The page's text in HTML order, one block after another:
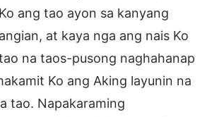
ang tao ayon sa kanyang
at kaya nga ang nais Ko
na taos-pusong naghahanap
Ko ang Aking layunin na
tao. Napakaraming